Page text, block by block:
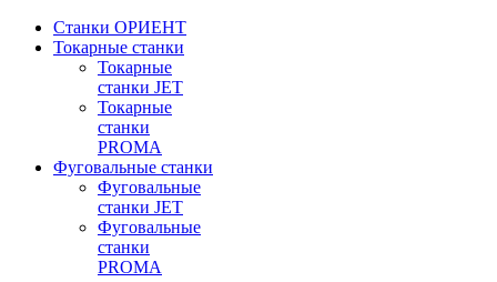
Станки ОРИЕНТ
Токарные станки
Toкарные
станки JET
Токарные
станки
PROMA
Фуговальные станки
Фуговальные
станки JET
Фуговальные
станки
PROMA